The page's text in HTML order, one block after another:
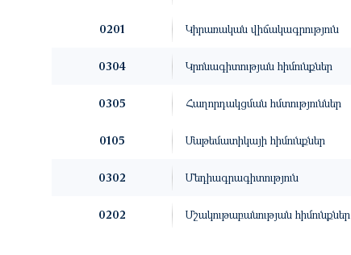
0201 Կիրառական վիճակագրություն
0304 Կրոնագիտության հիմունքներ
0305 Հաղորդակցման հմտություններ
0105 Մաթեմատիկայի հիմունքներ
0302 Մեդիագրագիտություն
0202 Մշակութաբանության հիմունքներ